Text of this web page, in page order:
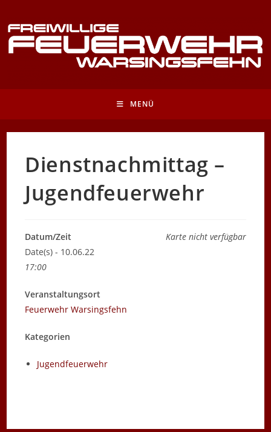
Inhalt
springen
MENÜ
Dienstnachmittag –
Jugendfeuerwehr
Karte nicht verfügbar
Datum/Zeit
Date(s) - 10.06.22
17:00
Veranstaltungsort
Feuerwehr Warsingsfehn
Kategorien
Jugendfeuerwehr